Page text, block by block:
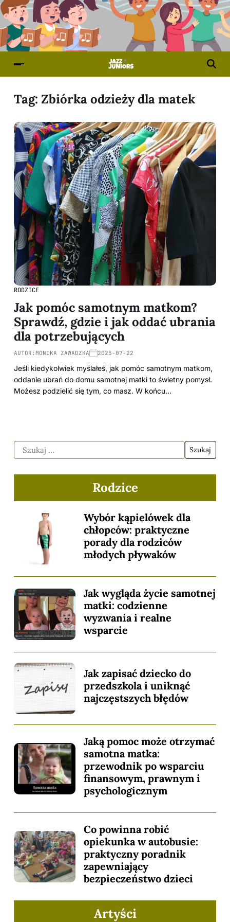
Tag: Zbiórka odzieży dla matek
RODZICE
Jak pomóc samotnym matkom?
Sprawdź, gdzie i jak oddać ubrania
dla potrzebujących
AUTOR: MONIKA ZAWADZKA 2025-07-22
Jeśli kiedykolwiek myślałeś, jak pomóc samotnym matkom,
oddanie ubrań do domu samotnej matki to świetny pomysł.
Możesz podzielić się tym, co masz. W końcu…
Rodzice
Wybór kąpielówek dla
chłopców: praktyczne
porady dla rodziców
młodych pływaków
Jak wygląda życie samotnej
matki: codzienne
wyzwania i realne
wsparcie
Jak zapisać dziecko do
przedszkola i uniknąć
najczęstszych błędów
Jaką pomoc może otrzymać
samotna matka:
przewodnik po wsparciu
finansowym, prawnym i
psychologicznym
Co powinna robić
opiekunka w autobusie:
praktyczny poradnik
zapewniający
bezpieczeństwo dzieci
Artyści